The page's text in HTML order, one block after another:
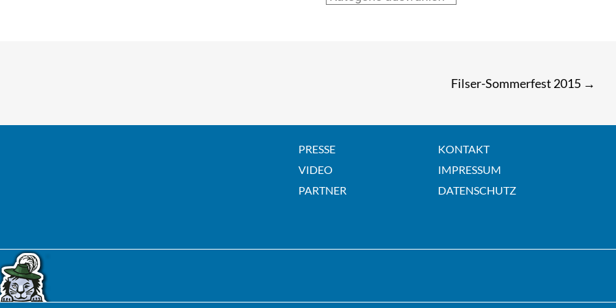
Filser-Sommerfest 2015 →
PRESSE
VIDEO
PARTNER
KONTAKT
IMPRESSUM
DATENSCHUTZ